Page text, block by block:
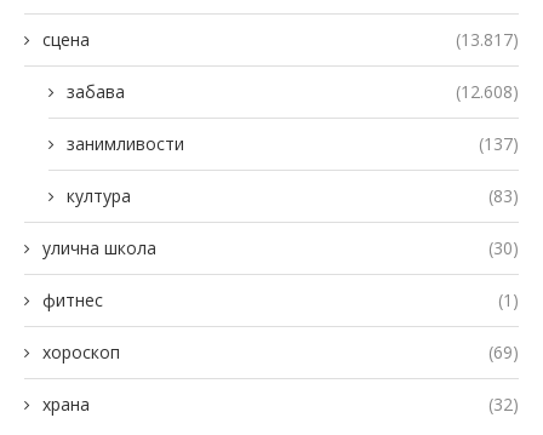
сцена (13.817)
забава (12.608)
занимливости (137)
култура (83)
улична школа (30)
фитнес (1)
хороскоп (69)
храна (32)